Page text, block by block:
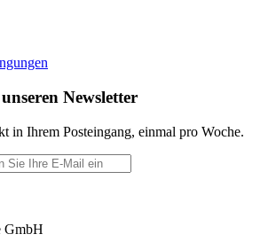
Newsletter
in Ihrem Posteingang, einmal pro Woche.
GmbH